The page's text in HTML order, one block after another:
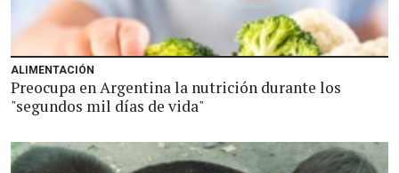
ALIMENTACIÓN
Preocupa en Argentina la nutrición durante los
"segundos mil días de vida"